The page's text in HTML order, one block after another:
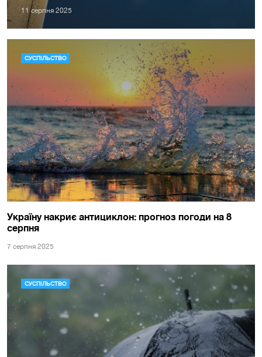
11 серпня 2025
СУСПІЛЬСТВО
Україну накриє антициклон: прогноз погоди на 8
серпня
7 серпня 2025
СУСПІЛЬСТВО